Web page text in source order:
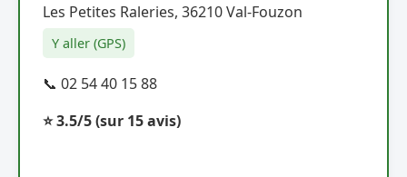
Les Petites Raleries, 36210 Val-Fouzon
Y aller (GPS)
📞 02 54 40 15 88
⭐ 3.5/5(sur 15 avis)